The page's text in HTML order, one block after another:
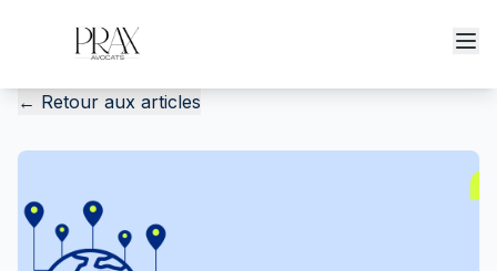
← Retour aux articles